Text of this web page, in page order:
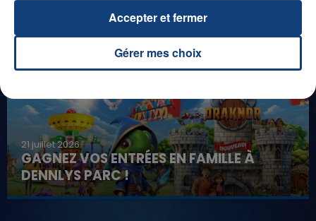
21 juillet 2026
GAGNEZ VOS ENTRÉES EN FAMILLE À
DENNLYS PARC !
Gérer mes choix
Accepter et fermer